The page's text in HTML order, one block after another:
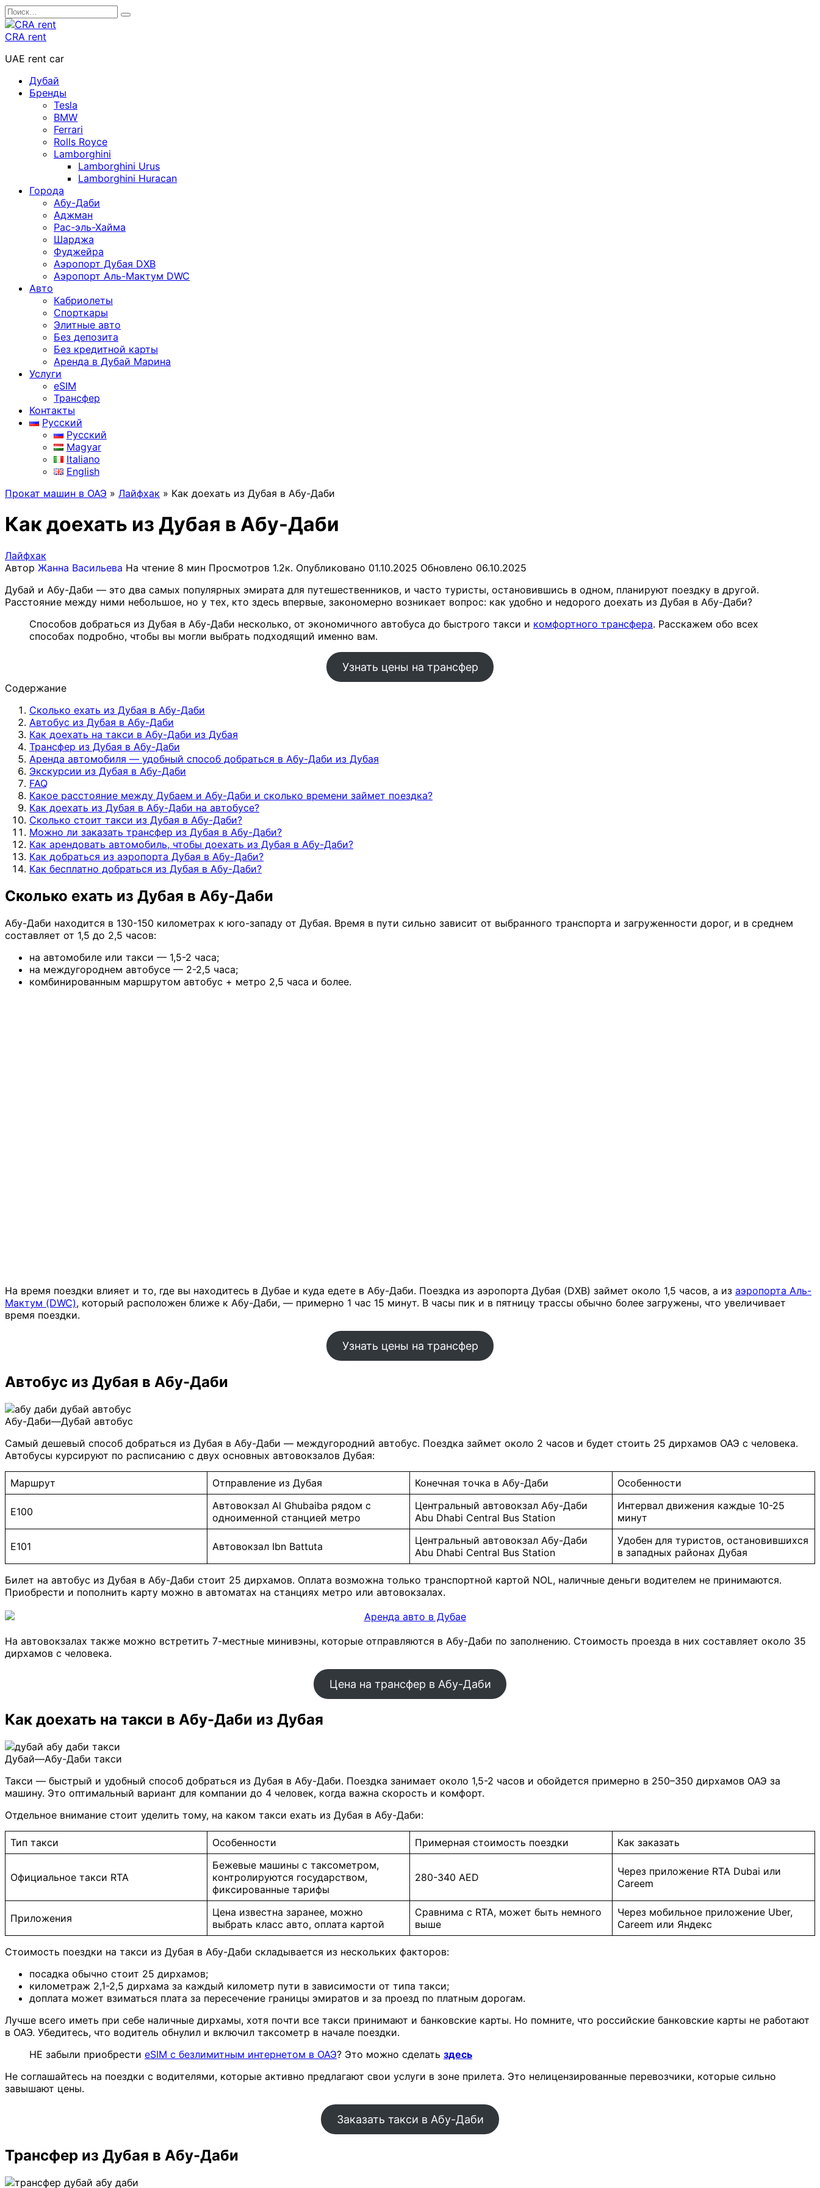
Перейти
к
содержанию
Search
for:
CRA rent
UAE rent car
Дубай
Бренды
Tesla
BMW
Ferrari
Rolls Royce
Lamborghini
Lamborghini Urus
Lamborghini Huracan
Города
Абу-Даби
Аджман
Рас-эль-Хайма
Шарджа
Фуджейра
Аэропорт Дубая DXB
Аэропорт Аль-Мактум DWC
Авто
Кабриолеты
Спорткары
Элитные авто
Без депозита
Без кредитной карты
Аренда в Дубай Марина
Услуги
eSIM
Трансфер
Контакты
Русский
Русский
Magyar
Italiano
English
Прокат машин в ОАЭ » Лайфхак » Как доехать из Дубая в Абу-Даби
Как доехать из Дубая в Абу-Даби
Лайфхак
Автор Жанна Васильева На чтение 8 мин Просмотров 1.2к. Опубликовано 01.10.2025 Обновлено 06.10.2025
Дубай и Абу-Даби — это два самых популярных эмирата для путешественников, и часто туристы, остановившись в одном, планируют поездку в другой.
Расстояние между ними небольшое, но у тех, кто здесь впервые, закономерно возникает вопрос: как удобно и недорого доехать из Дубая в Абу-Даби?
Способов добраться из Дубая в Абу-Даби несколько, от экономичного автобуса до быстрого такси и комфортного трансфера. Расскажем обо всех
способах подробно, чтобы вы могли выбрать подходящий именно вам.
Узнать цены на трансфер
Содержание
Сколько ехать из Дубая в Абу-Даби
Автобус из Дубая в Абу-Даби
Как доехать на такси в Абу-Даби из Дубая
Трансфер из Дубая в Абу-Даби
Аренда автомобиля — удобный способ добраться в Абу-Даби из Дубая
Экскурсии из Дубая в Абу-Даби
FAQ
Какое расстояние между Дубаем и Абу-Даби и сколько времени займет поездка?
Как доехать из Дубая в Абу-Даби на автобусе?
Сколько стоит такси из Дубая в Абу-Даби?
Можно ли заказать трансфер из Дубая в Абу-Даби?
Как арендовать автомобиль, чтобы доехать из Дубая в Абу-Даби?
Как добраться из аэропорта Дубая в Абу-Даби?
Как бесплатно добраться из Дубая в Абу-Даби?
Сколько ехать из Дубая в Абу-Даби
Абу-Даби находится в 130-150 километрах к юго-западу от Дубая. Время в пути сильно зависит от выбранного транспорта и загруженности дорог, и в среднем
составляет от 1,5 до 2,5 часов:
на автомобиле или такси — 1,5-2 часа;
на междугороднем автобусе — 2-2,5 часа;
комбинированным маршрутом автобус + метро 2,5 часа и более.
На время поездки влияет и то, где вы находитесь в Дубае и куда едете в Абу-Даби. Поездка из аэропорта Дубая (DXB) займет около 1,5 часов, а из аэропорта Аль-
Мактум (DWC), который расположен ближе к Абу-Даби, — примерно 1 час 15 минут. В часы пик и в пятницу трассы обычно более загружены, что увеличивает
время поездки.
Узнать цены на трансфер
Автобус из Дубая в Абу-Даби
Абу-Даби—Дубай автобус
Самый дешевый способ добраться из Дубая в Абу-Даби — междугородний автобус. Поездка займет около 2 часов и будет стоить 25 дирхамов ОАЭ с человека.
Автобусы курсируют по расписанию с двух основных автовокзалов Дубая:
Маршрут Отправление из Дубая Конечная точка в Абу-Даби Особенности
E100
Автовокзал Al Ghubaiba рядом с
одноименной станцией метро
Центральный автовокзал Абу-Даби
Abu Dhabi Central Bus Station
Интервал движения каждые 10-25
минут
E101 Автовокзал Ibn Battuta
Центральный автовокзал Абу-Даби
Abu Dhabi Central Bus Station
Удобен для туристов, остановившихся
в западных районах Дубая
Билет на автобус из Дубая в Абу-Даби стоит 25 дирхамов. Оплата возможна только транспортной картой NOL, наличные деньги водителем не принимаются.
Приобрести и пополнить карту можно в автоматах на станциях метро или автовокзалах.
На автовокзалах также можно встретить 7-местные минивэны, которые отправляются в Абу-Даби по заполнению. Стоимость проезда в них составляет около 35
дирхамов с человека.
Цена на трансфер в Абу-Даби
Как доехать на такси в Абу-Даби из Дубая
Дубай—Абу-Даби такси
Такси — быстрый и удобный способ добраться из Дубая в Абу-Даби. Поездка занимает около 1,5-2 часов и обойдется примерно в 250–350 дирхамов ОАЭ за
машину. Это оптимальный вариант для компании до 4 человек, когда важна скорость и комфорт.
Отдельное внимание стоит уделить тому, на каком такси ехать из Дубая в Абу-Даби:
Тип такси Особенности Примерная стоимость поездки Как заказать
Официальное такси RTA
Бежевые машины с таксометром,
контролируются государством,
фиксированные тарифы
280-340 AED
Через приложение RTA Dubai или
Careem
Приложения
Цена известна заранее, можно
выбрать класс авто, оплата картой
Сравнима с RTA, может быть немного
выше
Через мобильное приложение Uber,
Careem или Яндекс
Стоимость поездки на такси из Дубая в Абу-Даби складывается из нескольких факторов:
посадка обычно стоит 25 дирхамов;
километраж 2,1-2,5 дирхама за каждый километр пути в зависимости от типа такси;
доплата может взиматься плата за пересечение границы эмиратов и за проезд по платным дорогам.
Лучше всего иметь при себе наличные дирхамы, хотя почти все такси принимают и банковские карты. Но помните, что российские банковские карты не работают
в ОАЭ. Убедитесь, что водитель обнулил и включил таксометр в начале поездки.
НЕ забыли приобрести eSIM c безлимитным интернетом в ОАЭ? Это можно сделать здесь
Не соглашайтесь на поездки с водителями, которые активно предлагают свои услуги в зоне прилета. Это нелицензированные перевозчики, которые сильно
завышают цены.
Заказать такси в Абу-Даби
Трансфер из Дубая в Абу-Даби